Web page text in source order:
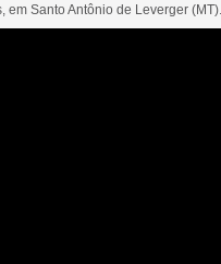
em Santo Antônio de Leverger (MT).